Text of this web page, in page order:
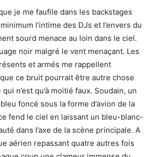
je me faufile dans les backstages
l’intime des DJs et l’envers du
sourd menace au loin dans le ciel.
noir malgré le vent menaçant. Les
et armés me rappellent
ce bruit pourrait être autre chose
n’est qu’à moitié faux. Soudain, un
foncé sous la forme d’avion de la
fend le ciel en laissant un bleu-blanc-
dans l’axe de la scène principale. A
aérien repassant quatre autres fois